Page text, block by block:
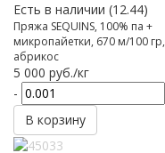
Есть в наличии (12.44)
Пряжа SEQUINS, 100% па +
микропайетки, 670 м/100 гр,
абрикос
5 000 руб./кг
-
В корзину